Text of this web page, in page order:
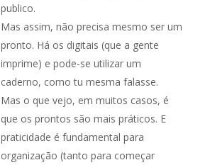
publico.
Mas assim, não precisa mesmo ser um
pronto. Há os digitais (que a gente
imprime) e pode-se utilizar um
caderno, como tu mesma falasse.
Mas o que vejo, em muitos casos, é
que os prontos são mais práticos. E
praticidade é fundamental para
organização (tanto para começar